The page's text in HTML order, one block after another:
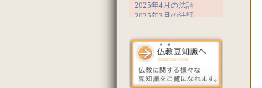
2025年4月の法話
2025年3月の法話
2025年1月の法話
2024年12月の法話
2024年11月の法話
2024年10月の法話
2024年9月の法話